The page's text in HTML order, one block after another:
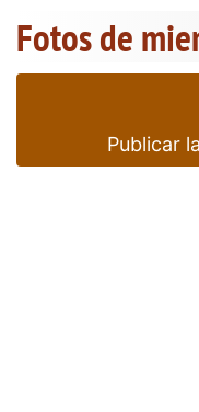
Fotos de
Publicar